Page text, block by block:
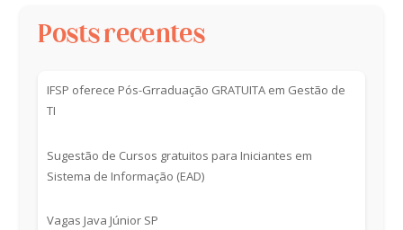
Posts recentes
IFSP oferece Pós-Grraduação GRATUITA em Gestão de
TI
Sugestão de Cursos gratuitos para Iniciantes em
Sistema de Informação (EAD)
Vagas Java Júnior SP